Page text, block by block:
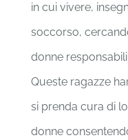
in cui vivere,
soccorso,
donne
Queste ragazze
si prenda cura di
donne